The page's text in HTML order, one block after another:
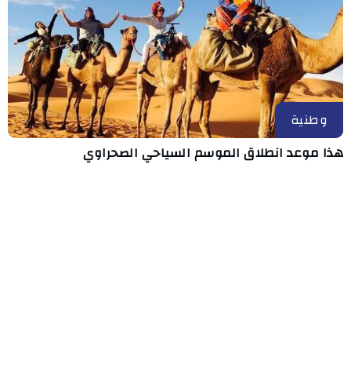
وطنية
هذا موعد انطلاق الموسم السياحي الصحراوي